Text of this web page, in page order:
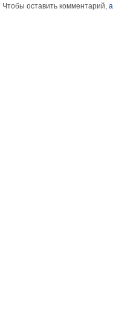
Чтобы оставить комментарий,